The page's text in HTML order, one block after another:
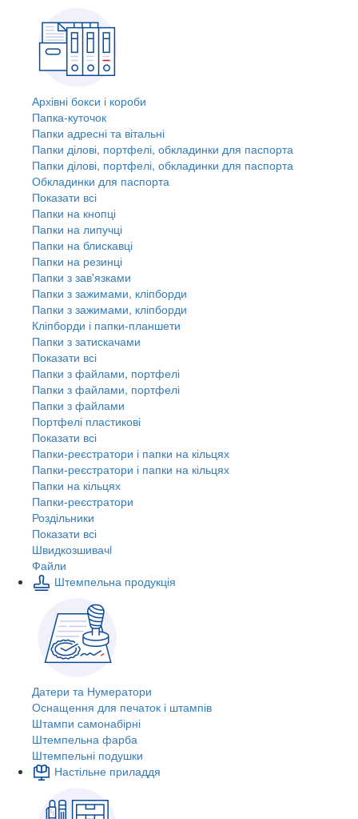
Архівні бокси і короби
Папка-куточок
Папки адресні та вітальні
Папки ділові, портфелі, обкладинки для паспорта
Папки ділові, портфелі, обкладинки для паспорта
Обкладинки для паспорта
Показати всі
Папки на кнопці
Папки на липучці
Папки на блискавці
Папки на резинці
Папки з зав'язками
Папки з зажимами, кліпборди
Папки з зажимами, кліпборди
Кліпборди і папки-планшети
Папки з затискачами
Показати всі
Папки з файлами, портфелі
Папки з файлами, портфелі
Папки з файлами
Портфелі пластикові
Показати всі
Папки-реєстратори і папки на кільцях
Папки-реєстратори і папки на кільцях
Папки на кільцях
Папки-реєстратори
Роздільники
Показати всі
Швидкозшивачi
Файли
Штемпельна продукція
Датери та Нумератори
Оснащення для печаток і штампів
Штампи самонабірні
Штемпельна фарба
Штемпельні подушки
Настільне приладдя